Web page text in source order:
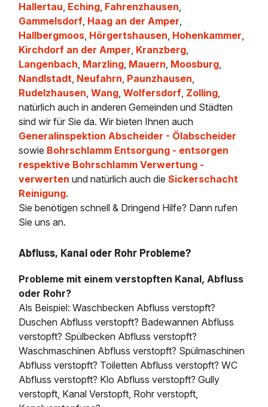
Hallertau, Eching, Fahrenzhausen,
Gammelsdorf, Haag an der Amper,
Hallbergmoos, Hörgertshausen, Hohenkammer,
Kirchdorf an der Amper, Kranzberg,
Langenbach, Marzling, Mauern, Moosburg,
Nandlstadt, Neufahrn, Paunzhausen,
Rudelzhausen,Wang,Wolfersdorf, Zolling,
natürlich auch in anderen Gemeinden und Städten
sind wir für Sie da. Wir bieten Ihnen auch
Generalinspektion Abscheider - Ölabscheider
sowie Bohrschlamm Entsorgung - entsorgen
respektive Bohrschlamm Verwertung -
verwerten und natürlich auch dieSickerschacht
Reinigung.
Sie benötigen schnell & Dringend Hilfe? Dann rufen
Sie uns an.
Abfluss, Kanal oder Rohr Probleme?
Probleme mit einem verstopften Kanal, Abfluss
oder Rohr?
Als Beispiel: Waschbecken Abfluss verstopft?
Duschen Abfluss verstopft? Badewannen Abfluss
verstopft? Spülbecken Abfluss verstopft?
Waschmaschinen Abfluss verstopft? Spülmaschinen
Abfluss verstopft? Toiletten Abfluss verstopft? WC
Abfluss verstopft? Klo Abfluss verstopft? Gully
verstopft, Kanal Verstopft, Rohr verstopft,